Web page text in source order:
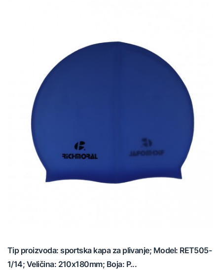
Tip proizvoda: sportska kapa za plivanje; Model: RET505-
1/14; Veličina: 210x180mm; Boja: P...